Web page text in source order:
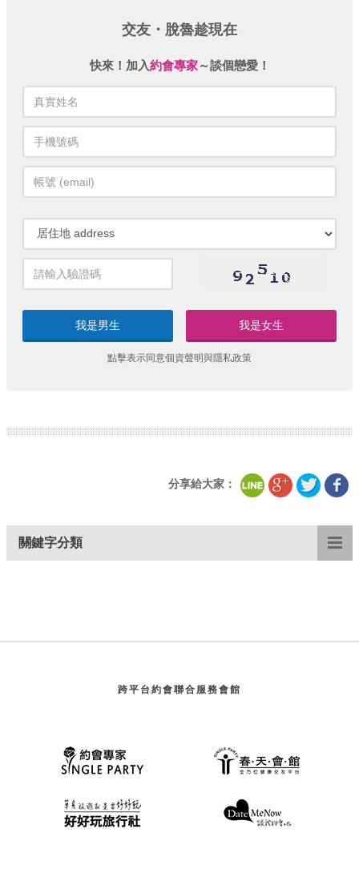
交友・脫魯趁現在
快來！加入約會專家～談個戀愛！
我是男生 我是女生
點擊表示同意個資聲明與隱私政策
分享給大家：
關鍵字分類
跨平台約會聯合服務會館